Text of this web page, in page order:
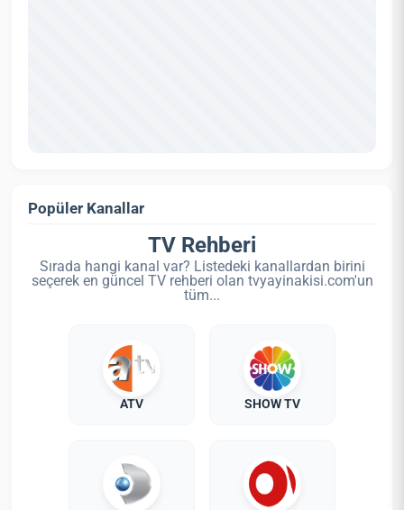
Popüler Kanallar
TV Rehberi
Sırada hangi kanal var? Listedeki kanallardan birini
seçerek en güncel TV rehberi olan tvyayinakisi.com'un
tüm...
ATV SHOW TV